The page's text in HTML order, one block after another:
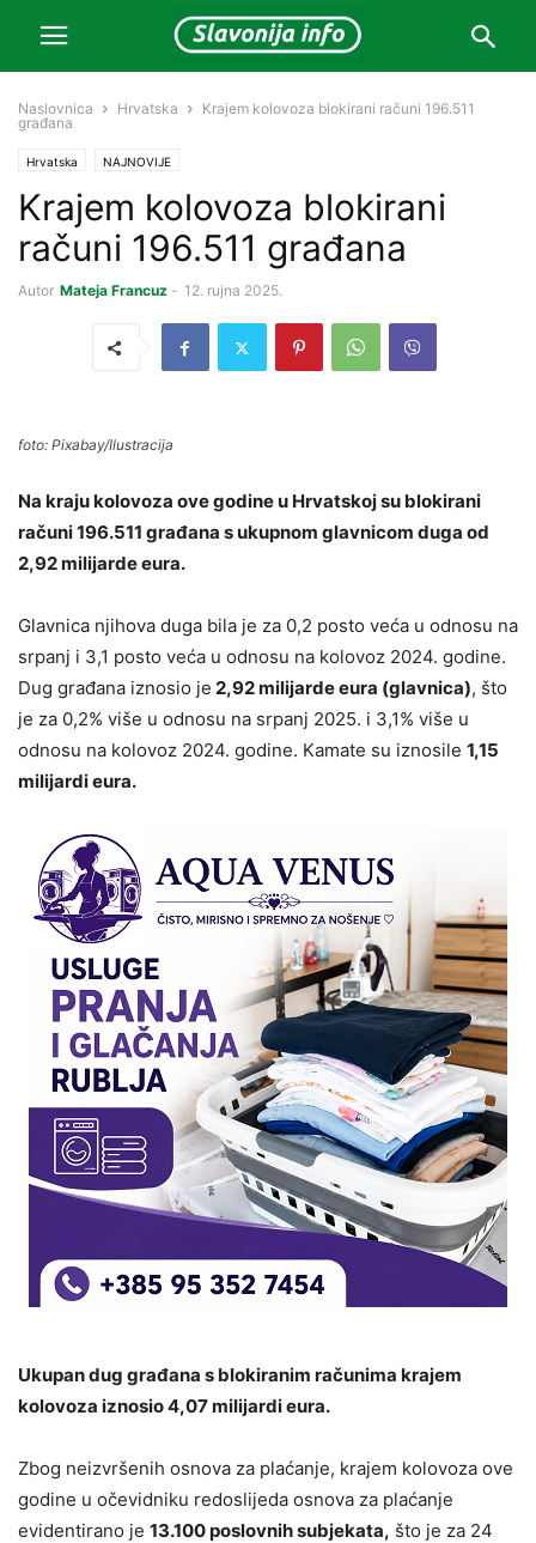
Naslovnica Hrvatska
Krajem kolovoza blokirani računi 196.511
građana
Hrvatska NAJNOVIJE
Krajem kolovoza blokirani
računi 196.511 građana
Autor Mateja Francuz - 12. rujna 2025.
foto: Pixabay/Ilustracija
Na kraju kolovoza ove godine u Hrvatskoj su blokirani
računi 196.511 građana s ukupnom glavnicom duga od
2,92 milijarde eura.
Glavnica njihova duga bila je za 0,2 posto veća u odnosu na
srpanj i 3,1 posto veća u odnosu na kolovoz 2024. godine.
Dug građana iznosio je 2,92 milijarde eura (glavnica), što
je za 0,2% više u odnosu na srpanj 2025. i 3,1% više u
odnosu na kolovoz 2024. godine. Kamate su iznosile 1,15
milijardi eura.
Ukupan dug građana s blokiranim računima krajem
kolovoza iznosio 4,07 milijardi eura.
Zbog neizvršenih osnova za plaćanje, krajem kolovoza ove
godine u očevidniku redoslijeda osnova za plaćanje
evidentirano je 13.100 poslovnih subjekata, što je za 24